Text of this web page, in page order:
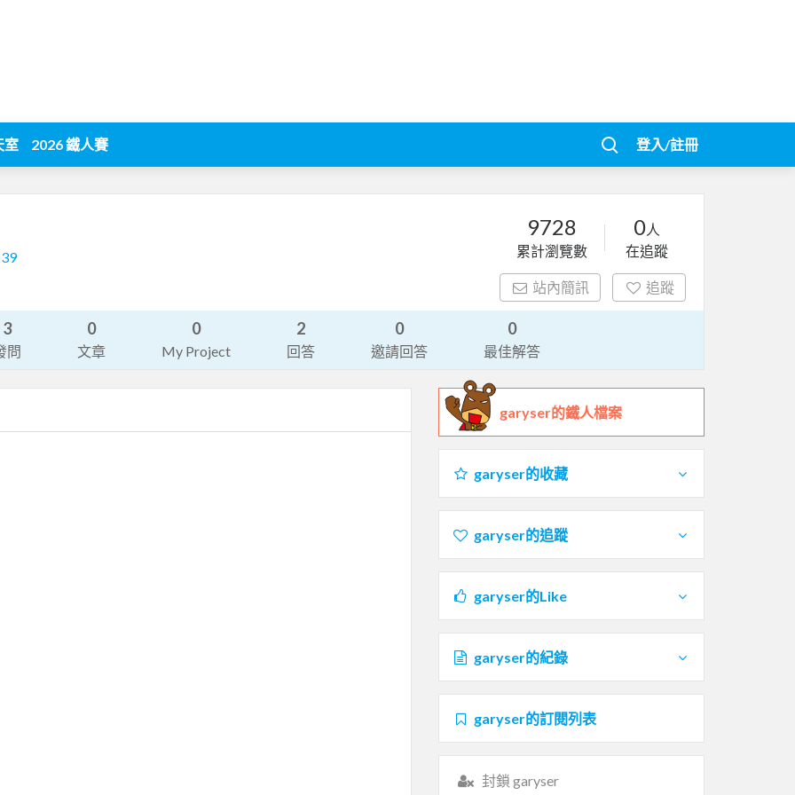
室 2026 鐵人賽 登入/註冊
9728
累計瀏覽數
0人
在追蹤
站內簡訊 追蹤
3
問
0
文章
0
My Project
2
回答
0
邀請回答
0
最佳解答
garyser的鐵人檔案
garyser的收藏
garyser的追蹤
garyser的Like
garyser的紀錄
garyser的訂閱列表
封鎖 garyser